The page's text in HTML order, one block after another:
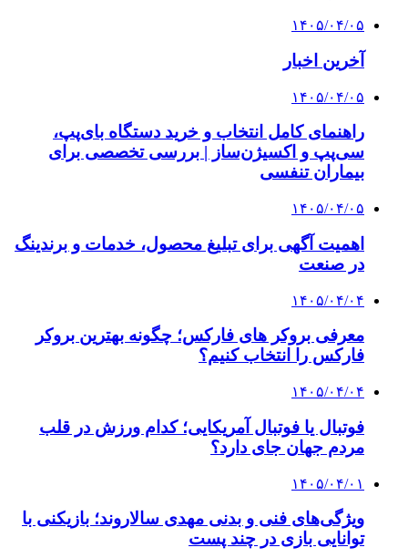
۱۴۰۵/۰۴/۰۵
آخرین اخبار
۱۴۰۵/۰۴/۰۵
راهنمای کامل انتخاب و خرید دستگاه بای‌پپ،
سی‌پپ و اکسیژن‌ساز | بررسی تخصصی برای
بیماران تنفسی
۱۴۰۵/۰۴/۰۵
اهمیت آگهی برای تبلیغ محصول، خدمات و برندینگ
در صنعت
۱۴۰۵/۰۴/۰۴
معرفی بروکر های فارکس؛ چگونه بهترین بروکر
فارکس را انتخاب کنیم؟
۱۴۰۵/۰۴/۰۴
فوتبال یا فوتبال آمریکایی؛ کدام ورزش در قلب
مردم جهان جای دارد؟
۱۴۰۵/۰۴/۰۱
ویژگی‌های فنی و بدنی مهدی سالاروند؛ بازیکنی با
توانایی بازی در چند پست